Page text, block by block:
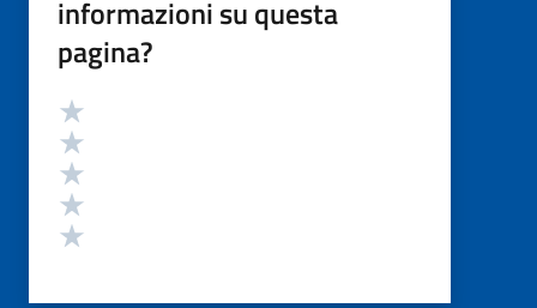
informazioni su questa
pagina?
Valutazione